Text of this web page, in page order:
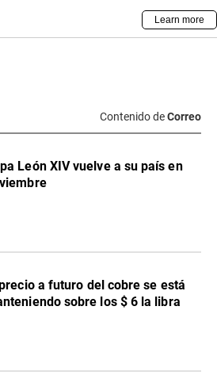
Contenido deCorreo
León XIV vuelve a su país en
a futuro del cobre se está
sobre los $ 6 la libra